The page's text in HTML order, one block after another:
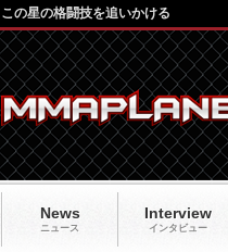
News
ニュース
Interview
インタビュー
この星の格闘技を追いかける